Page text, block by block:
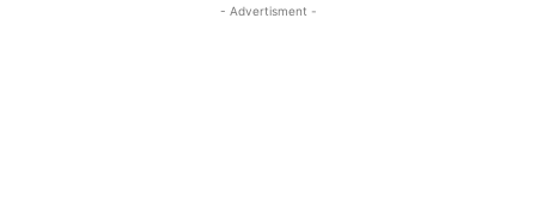
- Advertisment -